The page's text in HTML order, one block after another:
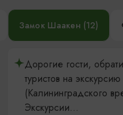
Замок Шаакен (12)
Дорогие гости,
туристов на
(Калининградского
Экскурсии...